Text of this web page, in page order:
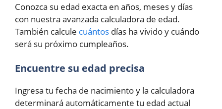
Conozca su edad exacta en años, meses y días
con nuestra avanzada calculadora de edad.
También calcule cuántos días ha vivido y cuándo
será su próximo cumpleaños.
Encuentre su edad precisa
Ingresa tu fecha de nacimiento y la calculadora
determinará automáticamente tu edad actual